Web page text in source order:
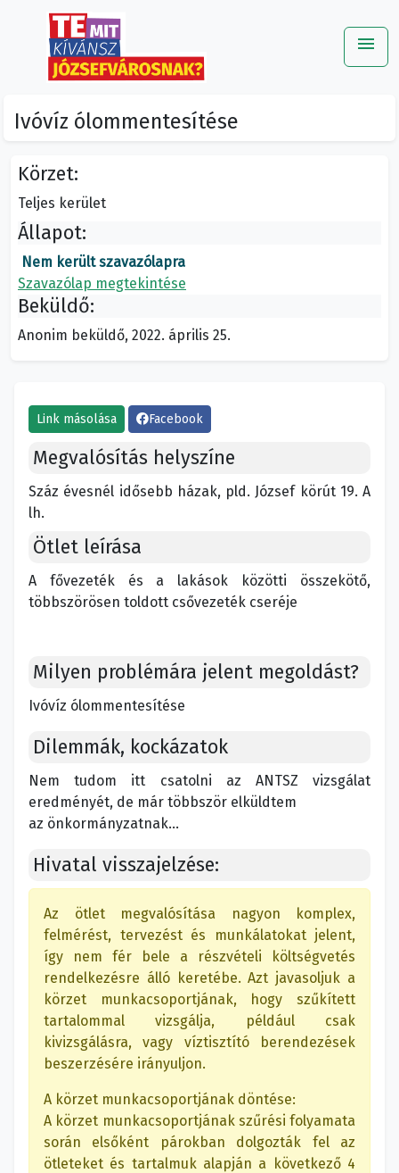
menu
Ivóvíz ólommentesítése
Link másolása Facebook
Megvalósítás helyszíne
Száz évesnél idősebb házak, pld. József körút 19. A
lh.
Ötlet leírása
A fővezeték és a lakások közötti összekötő,
többszörösen toldott csővezeték cseréje
Milyen problémára jelent megoldást?
Ivóvíz ólommentesítése
Dilemmák, kockázatok
Nem tudom itt csatolni az ANTSZ vizsgálat
eredményét, de már többször elküldtem
az önkormányzatnak…
Hivatal visszajelzése:
Az ötlet megvalósítása nagyon komplex,
felmérést, tervezést és munkálatokat jelent,
így nem fér bele a részvételi költségvetés
rendelkezésre álló keretébe. Azt javasoljuk a
körzet munkacsoportjának, hogy szűkített
tartalommal vizsgálja, például csak
kivizsgálásra, vagy víztisztító berendezések
beszerzésére irányuljon.
A körzet munkacsoportjának döntése:
A körzet munkacsoportjának szűrési folyamata
során elsőként párokban dolgozták fel az
ötleteket és tartalmuk alapján a következő 4
Körzet:
Teljes kerület
Állapot:
Nem került szavazólapra
Szavazólap megtekintése
Beküldő:
Anonim beküldő, 2022. április 25.